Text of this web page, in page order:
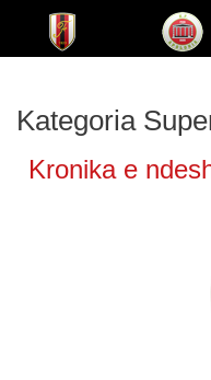
Kategoria
Kronika e